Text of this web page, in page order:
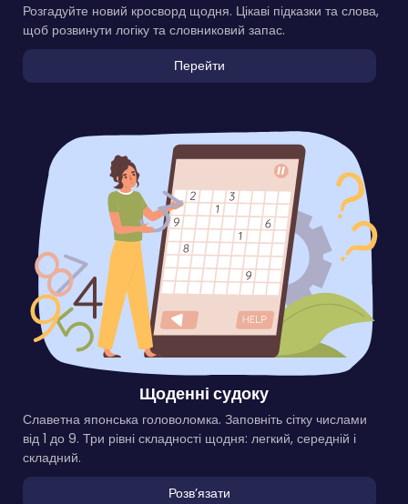
Розгадуйте новий кросворд щодня. Цікаві підказки та слова,
щоб розвинути логіку та словниковий запас.
Перейти
Щоденні судоку
Славетна японська головоломка. Заповніть сітку числами
від 1 до 9. Три рівні складності щодня: легкий, середній і
складний.
Розвʼязати